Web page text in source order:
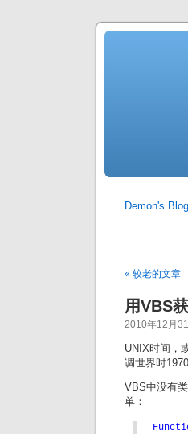
Demon's Blog
« 较老的文章
用VBS
2010年12月
UNIX时间，
调世界时
VBS中没有
单：